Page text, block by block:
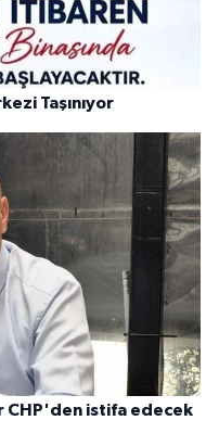
Taşınıyor
CHP'den istifa edecek